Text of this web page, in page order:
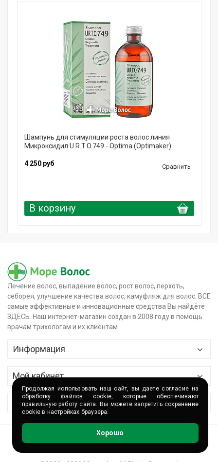
Шампунь для стимуляции роста волос линия
Микроксидил U.R.T.O.749 - Optima (Optimaker)
4 250 руб Сравнить
В корзину
Лечение волос, выпадение волос, рост волос, перхоть,
себорея, улучшение качества волос, камуфляж для волос. ВСЕ
самые эффективные и инновационные средства Вы найдёте
ЗДЕСЬ. Наш интернет-магазин создан в 2008 году в помощь
врачам трихологам и их клиентам.
Информация
О магазине
Доставка и оплата
Партнёры и сотрудничество
Контакты
Мой кабинет
Контактные данные
История заказов
Сервис
Сертификаты
Волшебные акции
Продолжая использовать наш сайт, вы даете согласие на
обработку файлов cookie, которые обеспечивают
правильную работу сайта. Вы можете запретить сохранение
cookie в настройках браузера.
Хорошо